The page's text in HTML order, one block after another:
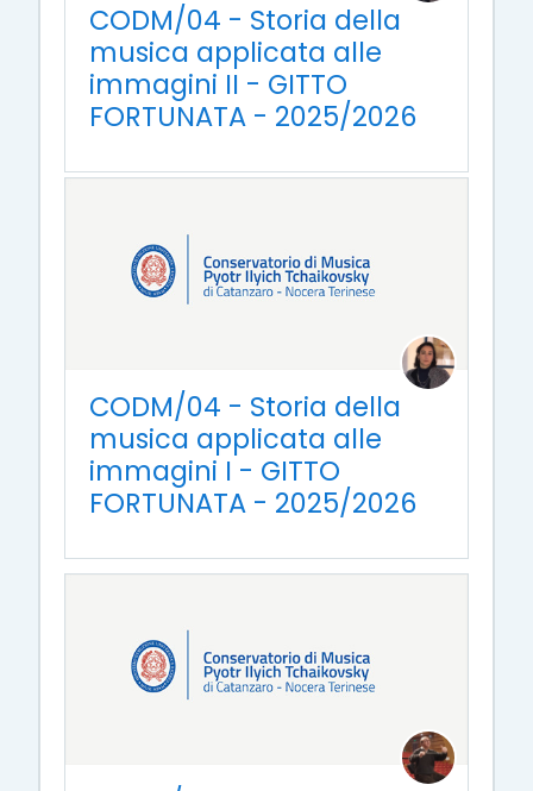
CODM/04 - Storia della
musica applicata alle
immagini II - GITTO
FORTUNATA - 2025/2026
CODM/04 - Storia della
musica applicata alle
immagini I - GITTO
FORTUNATA - 2025/2026